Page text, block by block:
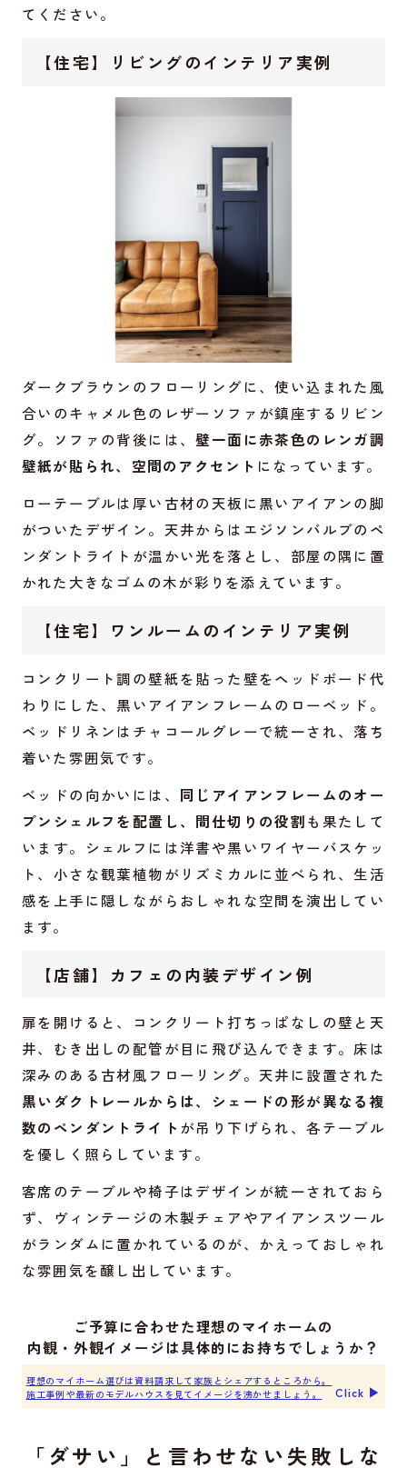
てください。
【住宅】リビングのインテリア実例
ダークブラウンのフローリングに、使い込まれた風
合いのキャメル色のレザーソファが鎮座するリビン
グ。ソファの背後には、壁一面に赤茶色のレンガ調
壁紙が貼られ、空間のアクセント になっています。
ローテーブルは厚い古材の天板に黒いアイアンの脚
がついたデザイン。天井からはエジソンバルブのペ
ンダントライトが温かい光を落とし、部屋の隅に置
かれた大きなゴムの木が彩りを添えています。
【住宅】ワンルームのインテリア実例
コンクリート調の壁紙を貼った壁をヘッドボード代
わりにした、黒いアイアンフレームのローベッド。
ベッドリネンはチャコールグレーで統一され、落ち
着いた雰囲気です。
ベッドの向かいには、 同じアイアンフレームのオー
プンシェルフを配置し、間仕切りの役割も果たして
います。シェルフには洋書や黒いワイヤーバスケッ
ト、小さな観葉植物がリズミカルに並べられ、生活
感を上手に隠しながらおしゃれな空間を演出してい
ます。
【店舗】カフェの内装デザイン例
扉を開けると、コンクリート打ちっぱなしの壁と天
井、むき出しの配管が目に飛び込んできます。床は
深みのある古材風フローリング。天井に設置された
黒いダクトレールからは、シェードの形が異なる複
数のペンダントライト が吊り下げられ、各テーブル
を優しく照らしています。
客席のテーブルや椅子はデザインが統一されておら
ず、ヴィンテージの木製チェアやアイアンスツール
がランダムに置かれているのが、かえっておしゃれ
な雰囲気を醸し出しています。
ご予算に合わせた理想のマイホームの
内観・外観イメージは具体的にお持ちでしょうか？
理想のマイホーム選びは資料請求して家族とシェアするところから。
施工事例や最新のモデルハウスを見てイメージを沸かせましょう。
Click ▶︎
「ダサい」と言わせない失敗しな